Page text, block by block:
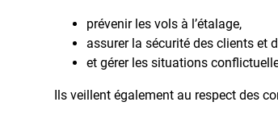
prévenir les vols à l’étalage,
assurer la sécurité des clients et
et gérer les situations
Ils veillent également au respect des